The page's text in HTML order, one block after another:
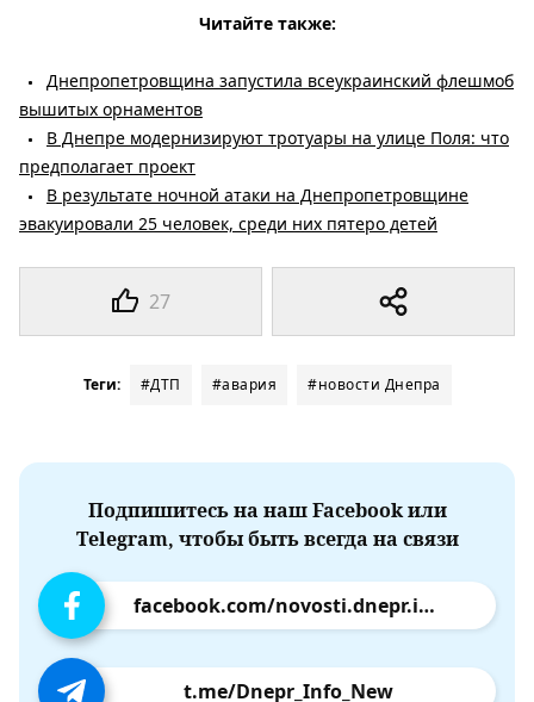
27
Читайте также:
Днепропетровщина запустила всеукраинский флешмоб
вышитых орнаментов
В Днепре модернизируют тротуары на улице Поля: что
предполагает проект
В результате ночной атаки на Днепропетровщине
эвакуировали 25 человек, среди них пятеро детей
Теги: #ДТП #авария #новости Днепра
Подпишитесь на наш Facebook или
Telegram, чтобы быть всегда на связи
facebook.com/novosti.dnepr.info
t.me/Dnepr_Info_New